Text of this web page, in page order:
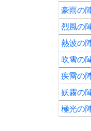
豪雨の
烈風の
熱波の
吹雪の
疾雷の
妖霧の
極光の